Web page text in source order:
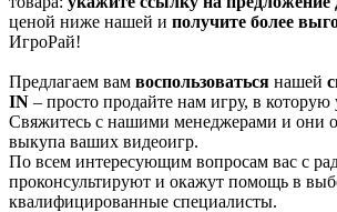
ценой ниже нашей и получите более
ИгроРай!
Предлагаем вам воспользоваться нашей
IN – просто продайте нам игру, в которую
Свяжитесь с нашими менеджерами и они
выкупа ваших видеоигр.
По всем интересующим вопросам вас с
проконсультируют и окажут помощь в
квалифицированные специалисты.